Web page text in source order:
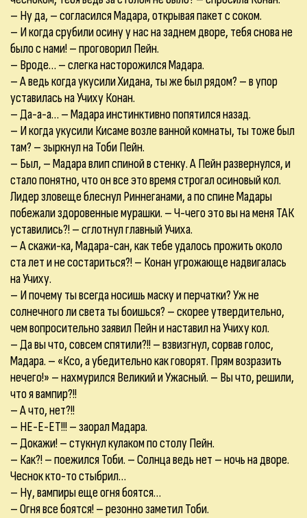
– Ну да, – согласился Мадара, открывая пакет с соком.
– И когда срубили осину у нас на заднем дворе, тебя снова не
было с нами! – проговорил Пейн.
– Вроде… – слегка насторожился Мадара.
– А ведь когда укусили Хидана, ты же был рядом? – в упор
уставилась на Учиху Конан.
– Да-а-а… – Мадара инстинктивно попятился назад.
– И когда укусили Кисаме возле ванной комнаты, ты тоже был
там? – зыркнул на Тоби Пейн.
– Был, – Мадара влип спиной в стенку. А Пейн развернулся, и
стало понятно, что он все это время строгал осиновый кол.
Лидер зловеще блеснул Риннеганами, а по спине Мадары
побежали здоровенные мурашки. – Ч-чего это вы на меня ТАК
уставились?! – сглотнул главный Учиха.
– А скажи-ка, Мадара-сан, как тебе удалось прожить около
ста лет и не состариться?! – Конан угрожающе надвигалась
на Учиху.
– И почему ты всегда носишь маску и перчатки? Уж не
солнечного ли света ты боишься? – скорее утвердительно,
чем вопросительно заявил Пейн и наставил на Учиху кол.
– Да вы что, совсем спятили?!! – взвизгнул, сорвав голос,
Мадара. – «Ксо, а убедительно как говорят. Прям возразить
нечего!» – нахмурился Великий и Ужасный. – Вы что, решили,
что я вампир?!!
– А что, нет?!!
– НЕ-Е-ЕТ!!! – заорал Мадара.
– Докажи! – стукнул кулаком по столу Пейн.
– Как?! – поежился Тоби. – Солнца ведь нет – ночь на дворе.
Чеснок кто-то стыбрил…
– Ну, вампиры еще огня боятся…
– Огня все боятся! – резонно заметил Тоби.